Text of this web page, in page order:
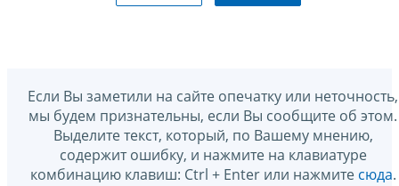
Если Вы заметили на сайте опечатку или неточность,
мы будем признательны, если Вы сообщите об этом.
Выделите текст, который, по Вашему мнению,
содержит ошибку, и нажмите на клавиатуре
комбинацию клавиш: Ctrl + Enter или нажмите сюда.